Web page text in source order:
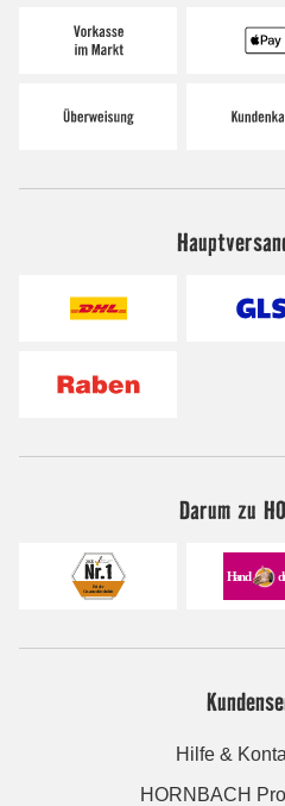
Darum zu
Hilfe &
HORNBACH